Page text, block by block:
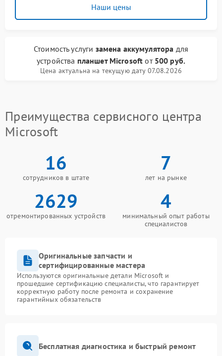
Наши цены
Стоимость услуги замена аккумулятора для
устройства планшет Microsoft от 500 руб.
Цена актуальна на текущую дату 07.08.2026
Преимущества сервисного центра
Microsoft
16
сотрудников в штате
7
лет на рынке
2629
отремонтированных устройств
4
минимальный опыт работы
специалистов
Оригинальные запчасти и
сертифицированные мастера
Используются оригинальные детали Microsoft и
прошедшие сертификацию специалисты, что гарантирует
корректную работу после ремонта и сохранение
гарантийных обязательств
Бесплатная диагностика и быстрый ремонт